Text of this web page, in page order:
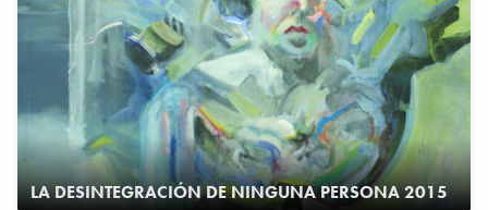
LA DESINTEGRACIÓN DE NINGUNA PERSONA 2015